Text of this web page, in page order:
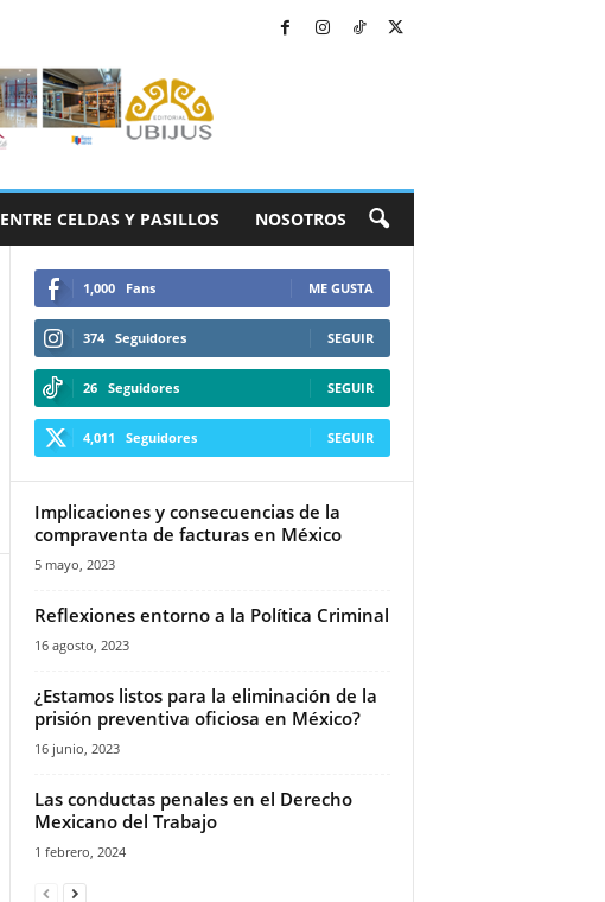
ENTRE CELDAS Y PASILLOS NOSOTROS
1,000 Fans ME GUSTA
374 Seguidores SEGUIR
26 Seguidores SEGUIR
4,011 Seguidores SEGUIR
Implicaciones y consecuencias de la
compraventa de facturas en México
5 mayo, 2023
Reflexiones entorno a la Política Criminal
16 agosto, 2023
¿Estamos listos para la eliminación de la
prisión preventiva oficiosa en México?
16 junio, 2023
Las conductas penales en el Derecho
Mexicano del Trabajo
1 febrero, 2024